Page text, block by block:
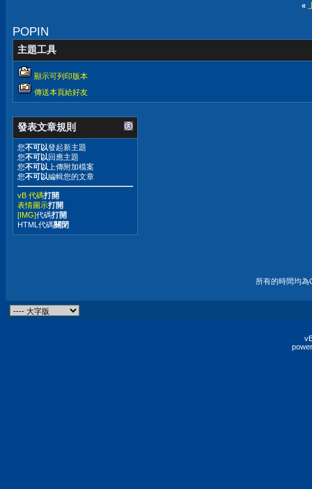
«
POPIN
主題工具
顯示可列印版本
傳送本頁給好友
發表文章規則
您不可以發起新主題
您不可以回應主題
您不可以 上傳附加檔案
您不可以編輯您的文章
vB 代碼打開
表情圖示打開
[IMG]代碼打開
HTML代碼關閉
所有的時間均為